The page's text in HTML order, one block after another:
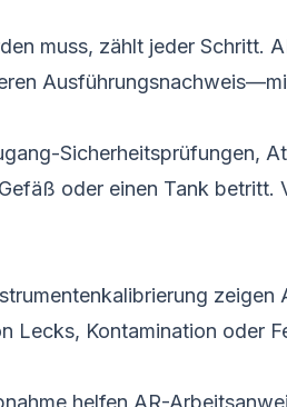
muss, zählt jeder Schritt.
Sicherheitsprüfungen,
oder einen Tank betritt.
zeigen
Lecks, Kontamination oder
helfen AR-